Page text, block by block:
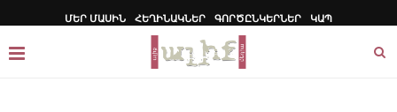
ՄԵՐ ՄԱՍԻՆ ՀԵՂԻՆԱԿՆԵՐ ԳՈՐԾԸՆԿԵՐՆԵՐ ԿԱՊ